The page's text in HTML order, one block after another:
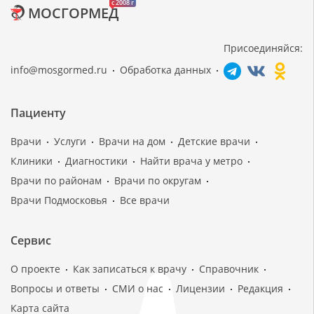
c 2008 г
МОСГОРМЕД
info@mosgormed.ru Обработка данных
Присоединяйся:
Пациенту
Врачи Услуги Врачи на дом
Детские врачи
Клиники
Диагностики
Найти врача у метро
Врачи по районам
Врачи по округам
Врачи Подмосковья
Все врачи
Сервис
О проекте Как записаться к врачу
Справочник
Вопросы и ответы
СМИ о нас Лицензии
Редакция
Карта сайта